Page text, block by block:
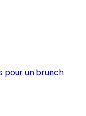
pour un brunch